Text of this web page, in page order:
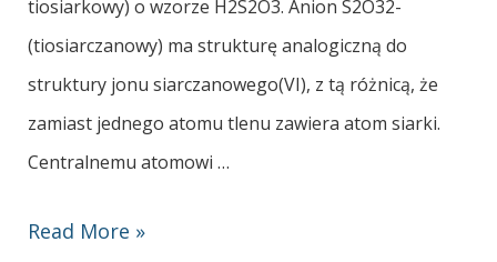
tiosiarkowy) o wzorze H2S2O3. Anion S2O32-
(tiosiarczanowy) ma strukturę analogiczną do
struktury jonu siarczanowego(VI), z tą różnicą, że
zamiast jednego atomu tlenu zawiera atom siarki.
Centralnemu atomowi …
Read More »